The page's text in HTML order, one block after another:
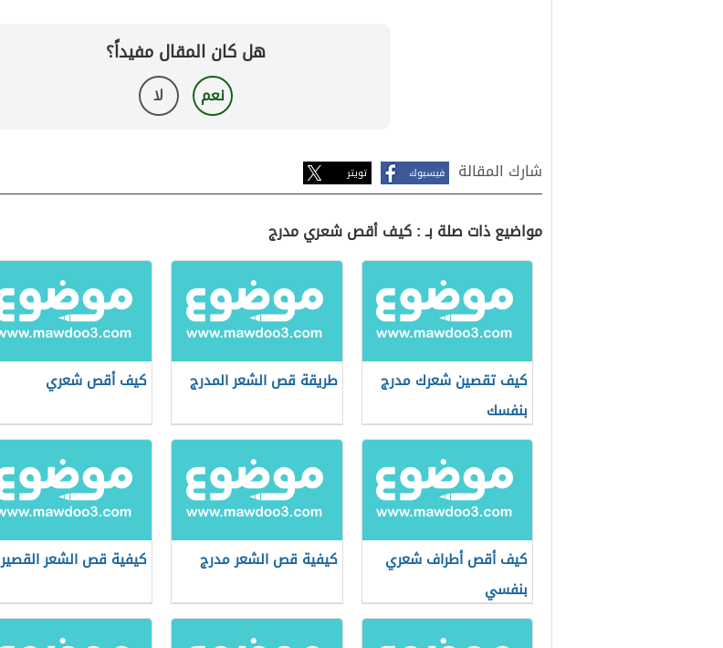
هل كان المقال مفيداً؟
نعم لا
شارك المقالة فيسبوك تويتر
مواضيع ذات صلة بـ : كيف أقص شعري مدرج
كيف تقصين شعرك مدرج
بنفسك
طريقة قص الشعر المدرج كيف أقص شعري
كيف أقص أطراف شعري
بنفسي
كيفية قص الشعر مدرج كيفية قص الشعر القصير